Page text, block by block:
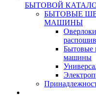
БЫТОВОЙ
БЫТОВЫЕ
МАШИНЫ
Бытовые
машины